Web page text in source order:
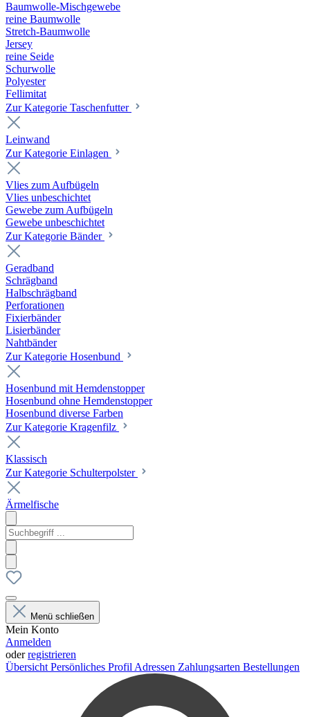
Baumwolle-Mischgewebe
reine Baumwolle
Stretch-Baumwolle
Jersey
reine Seide
Schurwolle
Polyester
Fellimitat
Zur Kategorie Taschenfutter
Leinwand
Zur Kategorie Einlagen
Vlies zum Aufbügeln
Vlies unbeschichtet
Gewebe zum Aufbügeln
Gewebe unbeschichtet
Zur Kategorie Bänder
Geradband
Schrägband
Halbschrägband
Perforationen
Fixierbänder
Lisierbänder
Nahtbänder
Zur Kategorie Hosenbund
Hosenbund mit Hemdenstopper
Hosenbund ohne Hemdenstopper
Hosenbund diverse Farben
Zur Kategorie Kragenfilz
Klassisch
Zur Kategorie Schulterpolster
Ärmelfische
Menü schließen
Mein Konto
Anmelden
oderregistrieren
Übersicht Persönliches Profil Adressen Zahlungsarten Bestellungen